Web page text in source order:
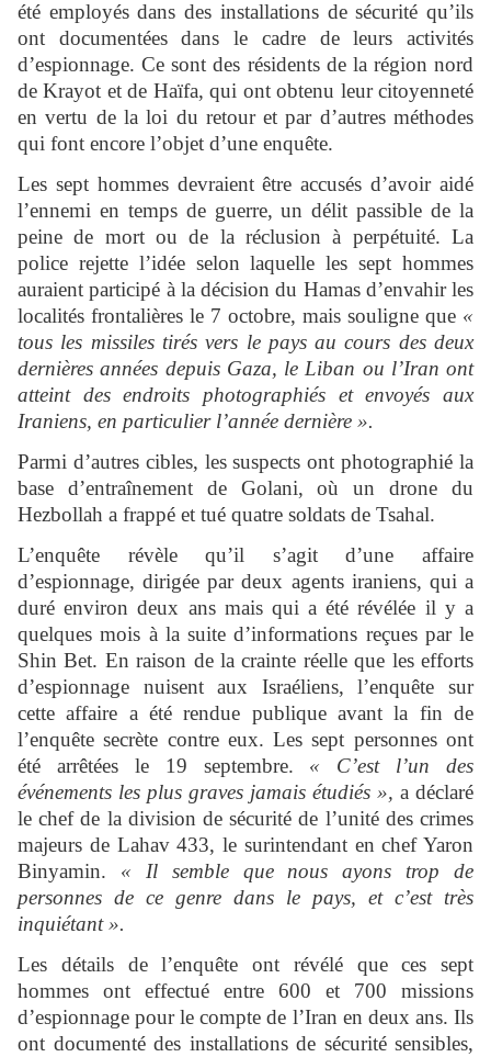
été employés dans des installations de sécurité qu’ils
ont documentées dans le cadre de leurs activités
d’espionnage. Ce sont des résidents de la région nord
de Krayot et de Haïfa, qui ont obtenu leur citoyenneté
en vertu de la loi du retour et par d’autres méthodes
qui font encore l’objet d’une enquête.
Les sept hommes devraient être accusés d’avoir aidé
l’ennemi en temps de guerre, un délit passible de la
peine de mort ou de la réclusion à perpétuité. La
police rejette l’idée selon laquelle les sept hommes
auraient participé à la décision du Hamas d’envahir les
localités frontalières le 7 octobre, mais souligne que «
tous les missiles tirés vers le pays au cours des deux
dernières années depuis Gaza, le Liban ou l’Iran ont
atteint des endroits photographiés et envoyés aux
Iraniens, en particulier l’année dernière ».
Parmi d’autres cibles, les suspects ont photographié la
base d’entraînement de Golani, où un drone du
Hezbollah a frappé et tué quatre soldats de Tsahal.
L’enquête révèle qu’il s’agit d’une affaire
d’espionnage, dirigée par deux agents iraniens, qui a
duré environ deux ans mais qui a été révélée il y a
quelques mois à la suite d’informations reçues par le
Shin Bet. En raison de la crainte réelle que les efforts
d’espionnage nuisent aux Israéliens, l’enquête sur
cette affaire a été rendue publique avant la fin de
l’enquête secrète contre eux. Les sept personnes ont
été arrêtées le 19 septembre. « C’est l’un des
événements les plus graves jamais étudiés », a déclaré
le chef de la division de sécurité de l’unité des crimes
majeurs de Lahav 433, le surintendant en chef Yaron
Binyamin. « Il semble que nous ayons trop de
personnes de ce genre dans le pays, et c’est très
inquiétant ».
Les détails de l’enquête ont révélé que ces sept
hommes ont effectué entre 600 et 700 missions
d’espionnage pour le compte de l’Iran en deux ans. Ils
ont documenté des installations de sécurité sensibles,